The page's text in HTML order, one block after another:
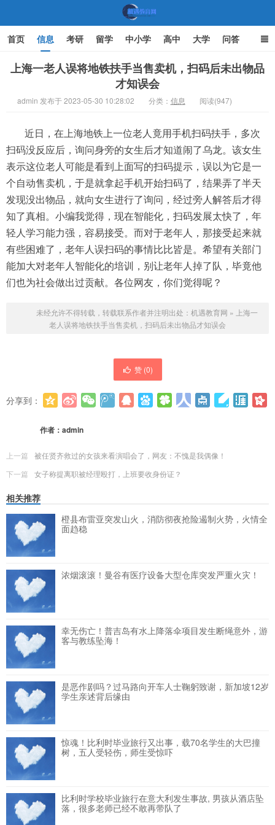
机遇教育网
首页 信息 考研 留学 中小学 高中 大学 问答
文化 家庭教育
上海一老人误将地铁扶手当售卖机，扫码后未出物品
才知误会
admin 发布于 2023-05-30 10:28:02 分类： 信息 阅读(947)
近日，在上海地铁上一位老人竟用手机扫码扶手，多次
扫码没反应后，询问身旁的女生后才知道闹了乌龙。该女生
表示这位老人可能是看到上面写的扫码提示，误以为它是一
个自动售卖机，于是就拿起手机开始扫码了，结果弄了半天
发现没出物品，就向女生进行了询问，经过旁人解答后才得
知了真相。小编我觉得，现在智能化，扫码发展太快了，年
轻人学习能力强，容易接受。而对于老年人，那接受起来就
有些困难了，老年人误扫码的事情比比皆是。希望有关部门
能加大对老年人智能化的培训，别让老年人掉了队，毕竟他
们也为社会做出过贡献。各位网友，你们觉得呢？
未经允许不得转载，转载联系作者并注明出处： 机遇教育网 » 上海一
老人误将地铁扶手当售卖机，扫码后未出物品才知误会
赞 (0)
分享到：
作者： admin
上一篇
被任贤齐救过的女孩来看演唱会了，网友：不愧是我偶像！
下一篇
女子称提离职被经理殴打，上班要收身份证？
相关推荐
橙县布雷亚突发山火，消防彻夜抢险遏制火势，火情全
面趋稳
浓烟滚滚！曼谷有医疗设备大型仓库突发严重火灾！
幸无伤亡！普吉岛有水上降落伞项目发生断绳意外，游
客与教练坠海！
是恶作剧吗？过马路向开车人士鞠躬致谢，新加坡12岁
学生亲述背后缘由
惊魂！比利时毕业旅行又出事，载70名学生的大巴撞
树，五人受轻伤，师生受惊吓
比利时学校毕业旅行在意大利发生事故, 男孩从酒店坠
落，很多老师已经不敢再带队了